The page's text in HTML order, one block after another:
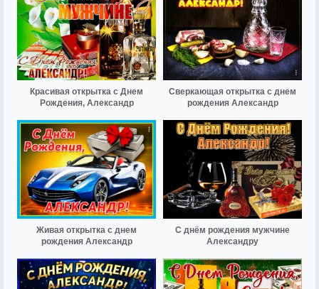
Красивая открытка с Днем
Рождения, Александр
Сверкающая открытка с днем
рождения Александр
Живая открытка с днем
рождения Александр
С днём рождения мужчине
Александру